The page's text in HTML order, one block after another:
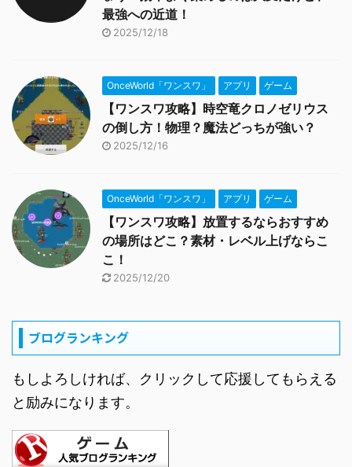
最強への近道！
2025/12/18
OnceWorld「ワンスワ」 アプリ ゲーム
【ワンスワ攻略】時空竜クロノゼリウス
の倒し方！物理？魔法どっちが強い？
2025/12/16
OnceWorld「ワンスワ」 アプリ ゲーム
【ワンスワ攻略】放置するならおすすめ
の場所はどこ？素材・レベル上げならこ
こ！
2025/12/20
ブログランキング
もしよろしければ、クリックして応援してもらえる
と励みになります。